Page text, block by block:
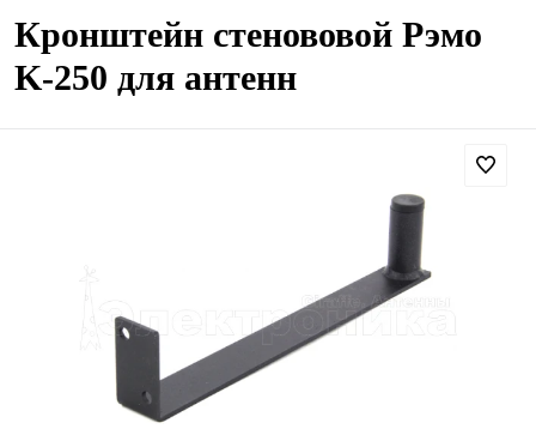
Кронштейн стенововой Рэмо
K-250 для антенн